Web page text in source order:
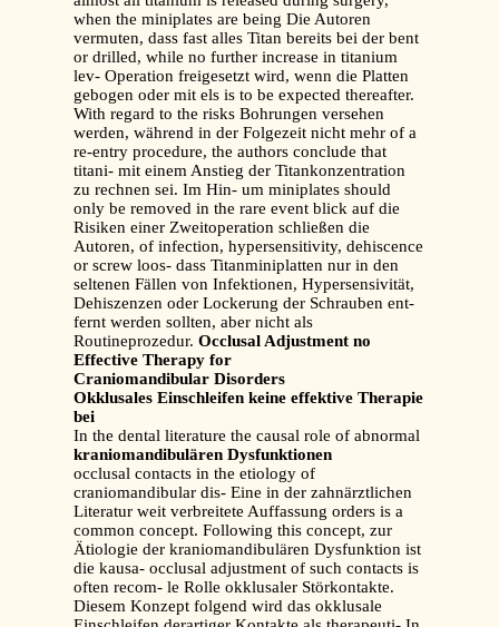
when the miniplates are being Die Autoren
vermuten, dass fast alles Titan bereits bei der bent
or drilled, while no further increase in titanium
lev- Operation freigesetzt wird, wenn die Platten
gebogen oder mit els is to be expected thereafter.
With regard to the risks Bohrungen versehen
werden, während in der Folgezeit nicht mehr of a
re-entry procedure, the authors conclude that
titani- mit einem Anstieg der Titankonzentration
zu rechnen sei. Im Hin- um miniplates should
only be removed in the rare event blick auf die
Risiken einer Zweitoperation schließen die
Autoren, of infection, hypersensitivity, dehiscence
or screw loos- dass Titanminiplatten nur in den
seltenen Fällen von Infektionen, Hypersensivität,
Dehiszenzen oder Lockerung der Schrauben ent-
fernt werden sollten, aber nicht als
Routineprozedur. Occlusal Adjustment no
Effective Therapy for
Craniomandibular Disorders
Okklusales Einschleifen keine effektive Therapie
bei
In the dental literature the causal role of abnormal
kraniomandibulären Dysfunktionen
occlusal contacts in the etiology of
craniomandibular dis- Eine in der zahnärztlichen
Literatur weit verbreitete Auffassung orders is a
common concept. Following this concept, zur
Ätiologie der kraniomandibulären Dysfunktion ist
die kausa- occlusal adjustment of such contacts is
often recom- le Rolle okklusaler Störkontakte.
Diesem Konzept folgend wird das okklusale